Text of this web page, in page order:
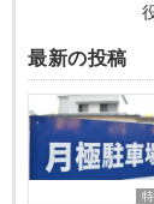
最新の投稿